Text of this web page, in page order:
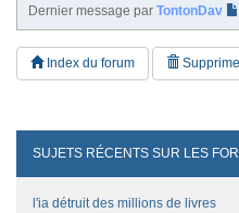
Dernier message par TontonDav
Index du forum
SUJETS RÉCENTS SUR LES
l'ia détruit des millions de livres